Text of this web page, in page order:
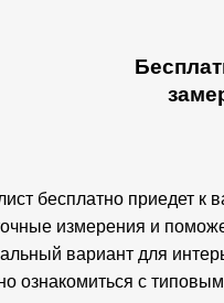
бесплатно приедет к
измерения и
вариант для
ознакомиться с